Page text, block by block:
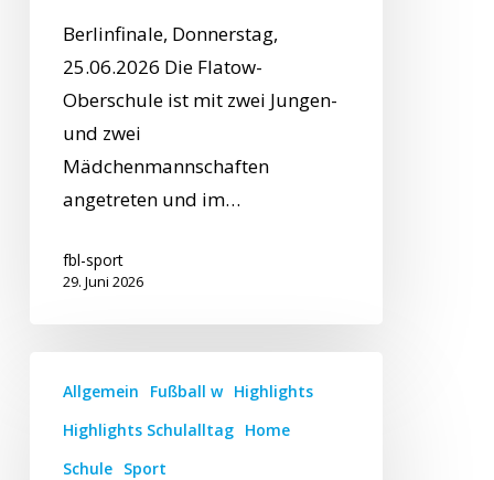
Berlinfinale, Donnerstag,
25.06.2026 Die Flatow-
Oberschule ist mit zwei Jungen-
und zwei
Mädchenmannschaften
angetreten und im…
fbl-sport
29. Juni 2026
Allgemein Fußball w Highlights
Highlights Schulalltag Home
Schule Sport